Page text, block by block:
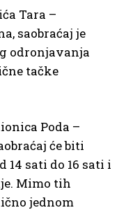
Tara –
saobraćaj je
odronjavanja
tačke
Poda –
će biti
14 sati do 16 sati i
Mimo tih
jednom